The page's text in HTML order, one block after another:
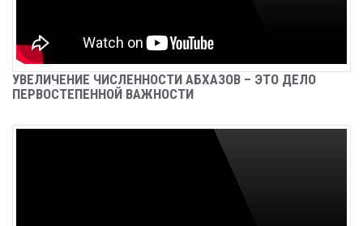
ЗАДЕРЖАН БАГАТЕЛИЯ ИРАКЛИЙ
НУГЗАРОВИЧ
В С. АНХУА СОТРУДНИКИ МИЛИЦИИ ИЗЪЯЛИ
ОГНЕСТРЕЛЬНОЕ ОРУЖИЕ И КОРНИ
НАРКОСОДЕРЖАЩИХ РАСТЕНИЙ
УВЕЛИЧЕНИЕ ЧИСЛЕННОСТИ АБХАЗОВ – ЭТО ДЕЛО
ПЕРВОСТЕПЕННОЙ ВАЖНОСТИ